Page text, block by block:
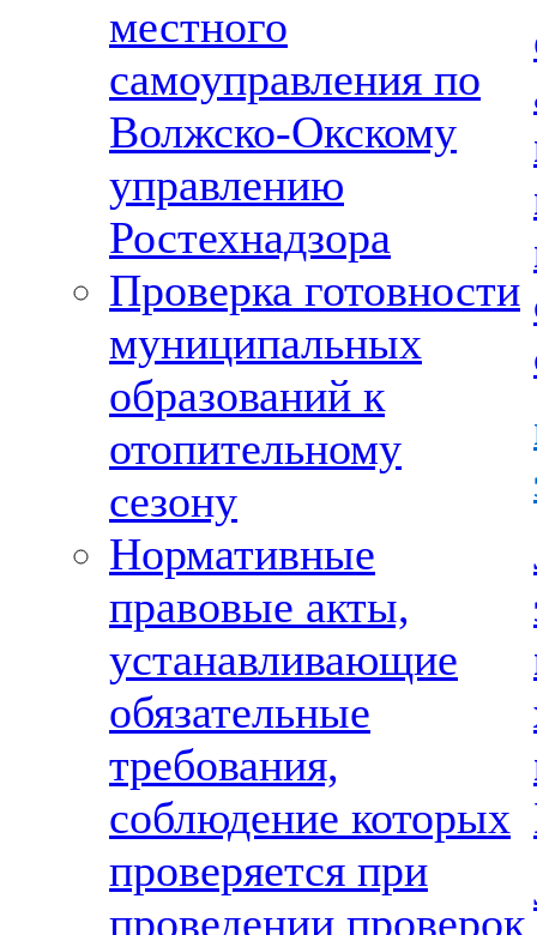
местного
самоуправления по
Волжско-Окскому
управлению
Ростехнадзора
Проверка готовности
муниципальных
образований к
отопительному
сезону
Нормативные
правовые акты,
устанавливающие
обязательные
требования,
соблюдение которых
проверяется при
проведении проверок